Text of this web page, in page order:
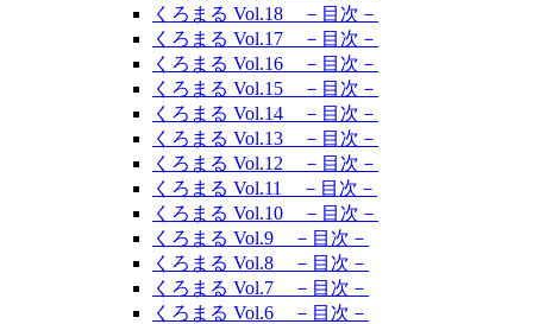
くろまる Vol.18 －目次－
くろまる Vol.17 －目次－
くろまる Vol.16 －目次－
くろまる Vol.15 －目次－
くろまる Vol.14 －目次－
くろまる Vol.13 －目次－
くろまる Vol.12 －目次－
くろまる Vol.11 －目次－
くろまる Vol.10 －目次－
くろまる Vol.9 －目次－
くろまる Vol.8 －目次－
くろまる Vol.7 －目次－
くろまる Vol.6 －目次－